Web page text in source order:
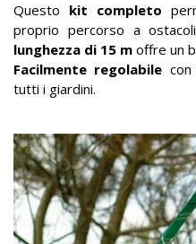
Questo kit completo
proprio percorso a
lunghezza di 15 m offre un
Facilmente regolabile
tutti i giardini.